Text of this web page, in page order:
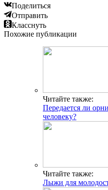
Поделиться
Отправить
Класснуть
Похожие публикации
Читайте также:
Передается ли
человеку?
Читайте также:
Лыжи для